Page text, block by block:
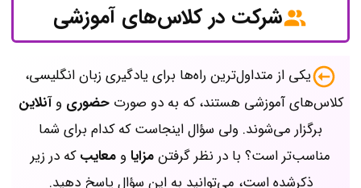
شرکت در کلاس‌های آموزشی
یکی از متداول‌ترین راه‌ها برای یادگیری زبان انگلیسی،
کلاس‌های آموزشی هستند، که به دو صورتحضوری وآنلاین
برگزار می‌شوند. ولی سؤال اینجاست که کدام برای شما
مناسب‌تر است؟ با در نظر گرفتنمزایا و معایبکه در زیر
ذکرشده است، می‌توانید به این سؤال پاسخ دهید.